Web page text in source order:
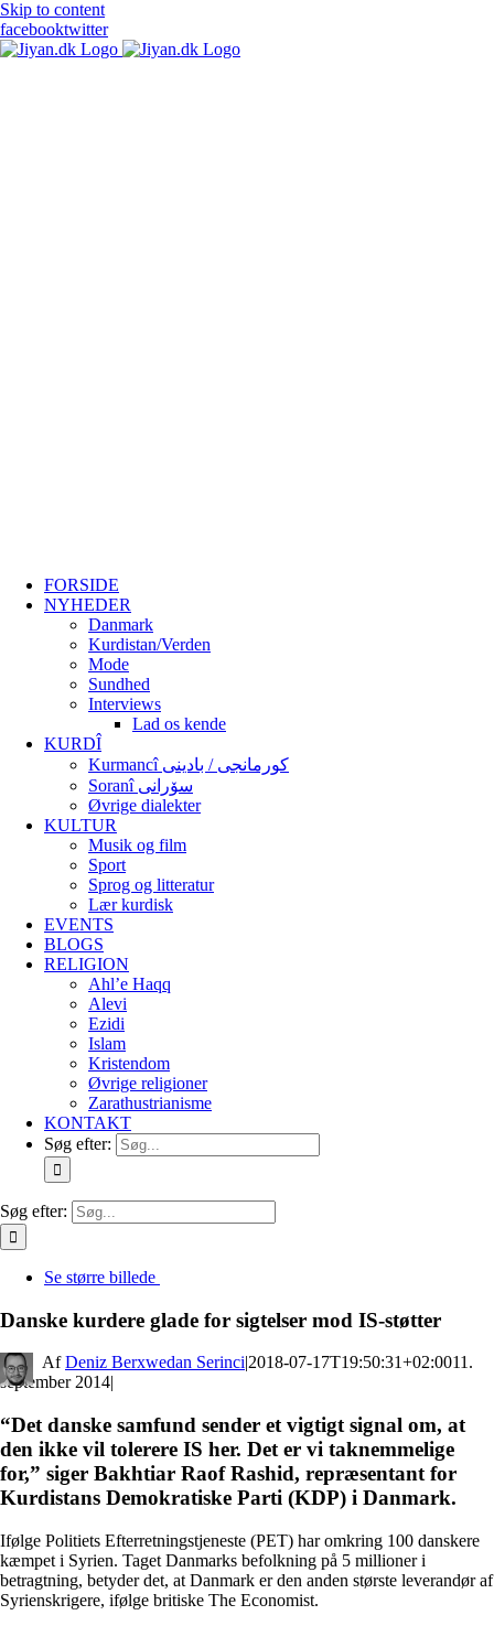
Skip to content
facebooktwitter
FORSIDE
NYHEDER
Danmark
Kurdistan/Verden
Mode
Sundhed
Interviews
Lad os kende
KURDÎ
Kurmancî کورمانجی / بادینی
Soranî سۆرانی
Øvrige dialekter
KULTUR
Musik og film
Sport
Sprog og litteratur
Lær kurdisk
EVENTS
BLOGS
RELIGION
Ahl’e Haqq
Alevi
Ezidi
Islam
Kristendom
Øvrige religioner
Zarathustrianisme
KONTAKT
Søg efter:
Søg efter:
Se større billede
Danske kurdere glade for sigtelser mod IS-støtter
By Deniz Berxwedan Serinci|2018-07-17T19:50:31+02:0011.
september 2014|
“Det danske samfund sender et vigtigt signal om, at
den ikke vil tolerere IS her. Det er vi taknemmelige
for,” siger Bakhtiar Raof Rashid, repræsentant for
Kurdistans Demokratiske Parti (KDP) i Danmark.
Ifølge Politiets Efterretningstjeneste (PET) har omkring 100 danskere
kæmpet i Syrien. Taget Danmarks befolkning på 5 millioner i
betragtning, betyder det, at Danmark er den anden største leverandør af
Syrienskrigere, ifølge britiske The Economist.